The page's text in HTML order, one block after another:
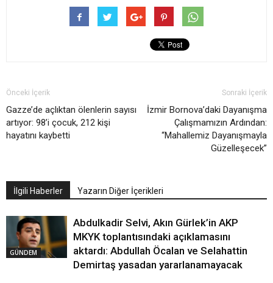
Önceki İçerik
Gazze’de açlıktan ölenlerin sayısı
artıyor: 98’i çocuk, 212 kişi
hayatını kaybetti
Sonraki İçerik
İzmir Bornova’daki Dayanışma
Çalışmamızın Ardından:
“Mahallemiz Dayanışmayla
Güzelleşecek”
İlgili Haberler Yazarın Diğer İçerikleri
GÜNDEM
Abdulkadir Selvi, Akın Gürlek’in AKP
MKYK toplantısındaki açıklamasını
aktardı: Abdullah Öcalan ve Selahattin
Demirtaş yasadan yararlanamayacak